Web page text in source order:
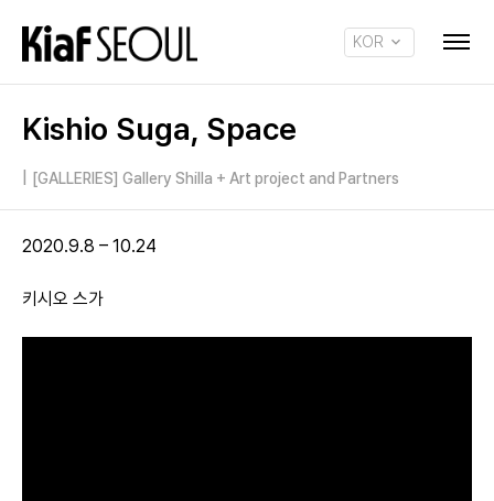
KOR
Kishio Suga, Space
[GALLERIES] Gallery Shilla + Art project and Partners
2020.9.8 – 10.24
키시오 스가